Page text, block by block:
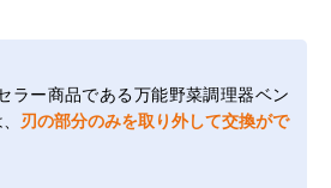
ラー商品である万能野菜調理器ベン
刃の部分のみを取り外して交換がで